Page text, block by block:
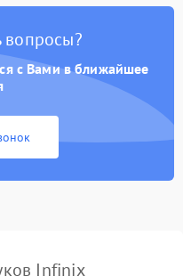
₽ Подробнее →
₽ Подробнее →
вопросы?
с Вами в ближайшее
Infinix